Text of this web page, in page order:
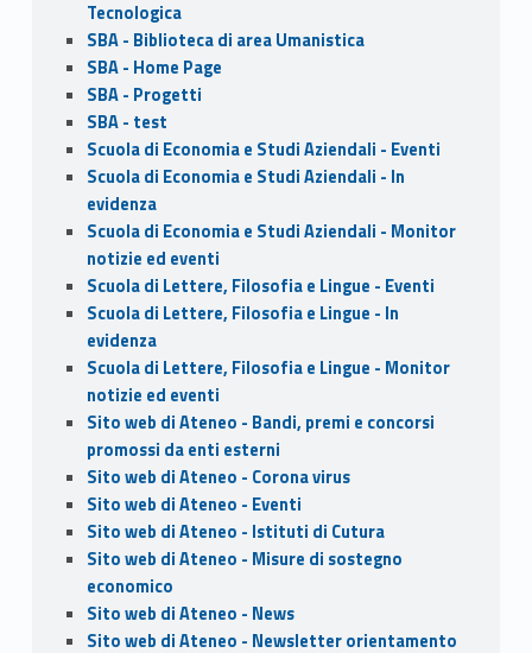
Tecnologica
SBA - Biblioteca di area Umanistica
SBA - Home Page
SBA - Progetti
SBA - test
Scuola di Economia e Studi Aziendali - Eventi
Scuola di Economia e Studi Aziendali - In
evidenza
Scuola di Economia e Studi Aziendali - Monitor
notizie ed eventi
Scuola di Lettere, Filosofia e Lingue - Eventi
Scuola di Lettere, Filosofia e Lingue - In
evidenza
Scuola di Lettere, Filosofia e Lingue - Monitor
notizie ed eventi
Sito web di Ateneo - Bandi, premi e concorsi
promossi da enti esterni
Sito web di Ateneo - Corona virus
Sito web di Ateneo - Eventi
Sito web di Ateneo - Istituti di Cutura
Sito web di Ateneo - Misure di sostegno
economico
Sito web di Ateneo - News
Sito web di Ateneo - Newsletter orientamento